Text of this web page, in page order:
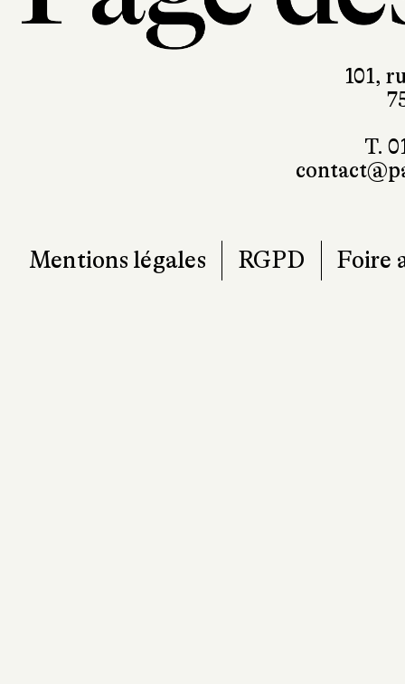
101,
T.
Mentions légales RGPD Foire